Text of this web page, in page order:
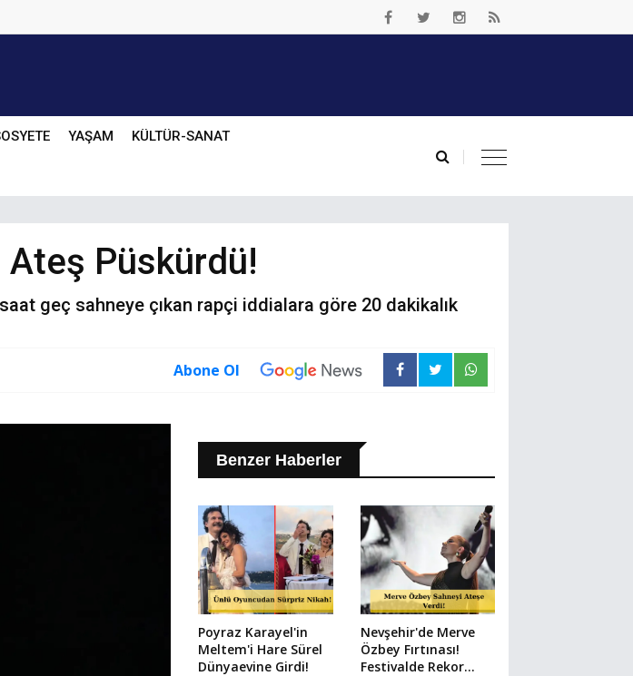
YAŞAM KÜLTÜR-SANAT
Ateş Püskürdü!
geç sahneye çıkan rapçi iddialara göre 20 dakikalık
Abone Ol
Benzer Haberler
Poyraz Karayel'in
Meltem'i Hare Sürel
Dünyaevine Girdi!
Nevşehir'de Merve
Özbey Fırtınası!
Festivalde Rekor